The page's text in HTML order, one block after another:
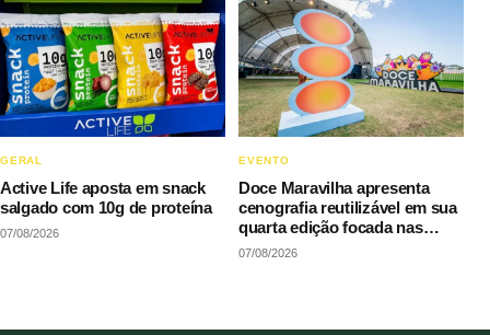
GERAL
Active Life aposta em snack
salgado com 10g de proteína
07/08/2026
EVENTO
Doce Maravilha apresenta
cenografia reutilizável em sua
quarta edição focada nas
manifestações populares
07/08/2026